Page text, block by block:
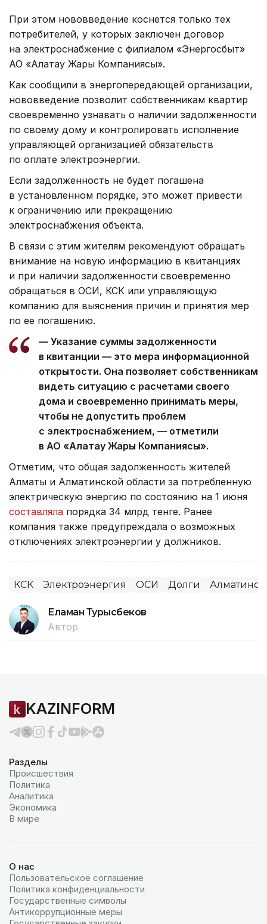
При этом нововведение коснется только тех
потребителей, у которых заключен договор
на электроснабжение с филиалом «Энергосбыт»
АО «Алатау Жарық Компаниясы».
Как сообщили в энергопередающей организации,
нововведение позволит собственникам квартир
своевременно узнавать о наличии задолженности
по своему дому и контролировать исполнение
управляющей организацией обязательств
по оплате электроэнергии.
Если задолженность не будет погашена
в установленном порядке, это может привести
к ограничению или прекращению
электроснабжения объекта.
В связи с этим жителям рекомендуют обращать
внимание на новую информацию в квитанциях
и при наличии задолженности своевременно
обращаться в ОСИ, КСК или управляющую
компанию для выяснения причин и принятия мер
по ее погашению.
— Указание суммы задолженности
в квитанции — это мера информационной
открытости. Она позволяет собственникам
видеть ситуацию с расчетами своего
дома и своевременно принимать меры,
чтобы не допустить проблем
с электроснабжением, — отметили
в АО «Алатау Жарық Компаниясы».
Отметим, что общая задолженность жителей
Алматы и Алматинской области за потребленную
электрическую энергию по состоянию на 1 июня
составляла порядка 34 млрд тенге. Ранее
компания также предупреждала о возможных
отключениях электроэнергии у должников.
КСК Электроэнергия ОСИ Долги
Еламан Турысбеков
Автор
KAZINFORM
Разделы
Происшествия
Политика
Аналитика
Экономика
В мире
О нас
Пользовательское соглашение
Политика конфиденциальности
Государственные символы
Антикоррупционные меры